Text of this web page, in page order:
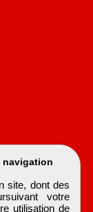
navigation
site, dont des
votre
utilisation de